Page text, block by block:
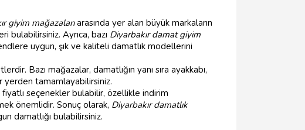
giyim mağazalarıarasında yer alan büyük markaların
bulabilirsiniz. Ayrıca, bazı Diyarbakır damat giyim
uygun, şık ve kaliteli damatlık modellerini
Bazı mağazalar, damatlığın yanı sıra ayakkabı,
yerden tamamlayabilirsiniz.
fiyatlı seçenekler bulabilir, özellikle indirim
önemlidir. Sonuç olarak, Diyarbakır damatlık
damatlığı bulabilirsiniz.